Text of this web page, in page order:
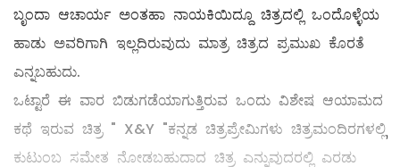
ಬೃಂದಾ ಆಚಾರ್ಯ ಅಂತಹಾ ನಾಯಕಿಯಿದ್ದೂ ಚಿತ್ರದಲ್ಲಿ ಒಂದೊಳ್ಳೆಯ
ಹಾಡು ಅವರಿಗಾಗಿ ಇಲ್ಲದಿರುವುದು ಮಾತ್ರ ಚಿತ್ರದ ಪ್ರಮುಖ ಕೊರತೆ
ಎನ್ನಬಹುದು.
ಒಟ್ಟಾರೆ ಈ ವಾರ ಬಿಡುಗಡೆಯಾಗುತ್ತಿರುವ ಒಂದು ವಿಶೇಷ ಆಯಾಮದ
ಕಥೆ ಇರುವ ಚಿತ್ರ " X&Y "ಕನ್ನಡ ಚಿತ್ರಪ್ರೇಮಿಗಳು ಚಿತ್ರಮಂದಿರಗಳಲ್ಲಿ
ಕುಟುಂಬ ಸಮೇತ ನೋಡಬಹುದಾದ ಚಿತ್ರ ಎನ್ನುವುದರಲ್ಲಿ ಎರಡು